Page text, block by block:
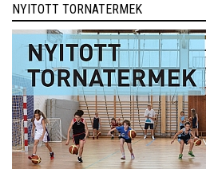
NYITOTT TORNATERMEK